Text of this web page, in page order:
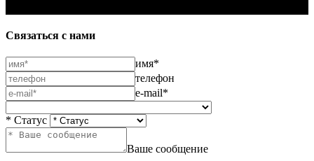
Связаться с нами
имя*
телефон
e-mail*
* Статус
Ваше сообщение